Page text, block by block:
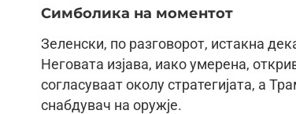
Симболика на моментот
Зеленски, по разговорот, истакна
Неговата изјава, иако умерена,
согласуваат околу стратегијата, а
снабдувач на оружје.